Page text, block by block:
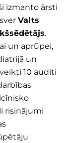
izmanto ārsti
Valts
.
un aprūpei,
un
10 auditi
risinājumi